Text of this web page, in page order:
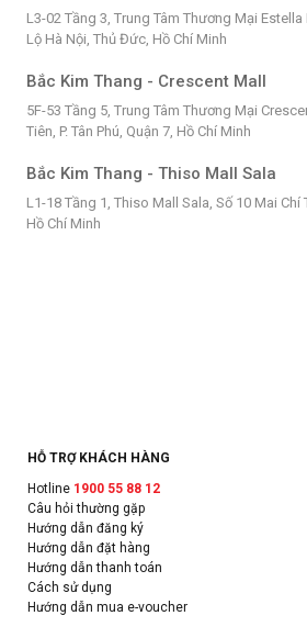
L3-02 Tầng 3, Trung Tâm Thương Mại
Lộ Hà Nội, Thủ Đức, Hồ Chí Minh
Bắc Kim Thang - Crescent Mall
5F-53 Tầng 5, Trung Tâm Thương Mại
Tiên, P. Tân Phú, Quận 7, Hồ Chí Minh
Bắc Kim Thang - Thiso Mall Sala
L1-18 Tầng 1, Thiso Mall Sala, Số 10 Mai Chí
Hồ Chí Minh
HỖ TRỢ KHÁCH HÀNG
Hotline 1900 55 88 12
Câu hỏi thường gặp
Hướng dẫn đăng ký
Hướng dẫn đặt hàng
Hướng dẫn thanh toán
Cách sử dụng
Hướng dẫn mua e-voucher